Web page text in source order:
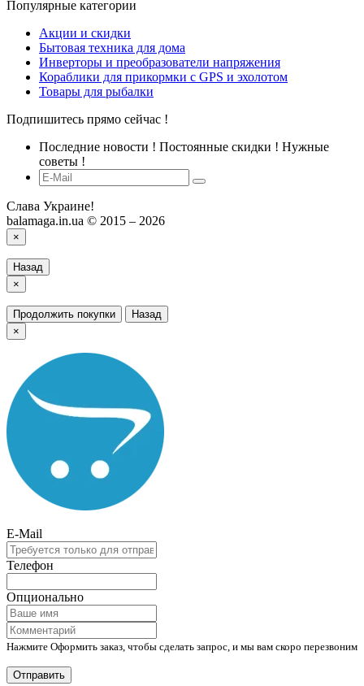
Популярные категории
Акции и скидки
Бытовая техника для дома
Инверторы и преобразователи напряжения
Кораблики для прикормки с GPS и эхолотом
Товары для рыбалки
Подпишитесь прямо сейчас !
Последние новости ! Постоянные скидки ! Нужные
советы !
Слава Украине!
balamaga.in.ua © 2015 – 2026
×
Назад
×
Продолжить покупки
Назад
×
E-Mail
Телефон
Опционально
Нажмите Оформить заказ, чтобы сделать запрос, и мы вам скоро перезвоним
Отправить